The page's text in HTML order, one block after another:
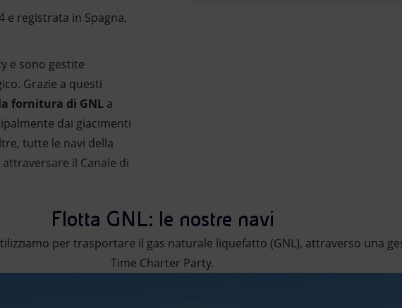
e registrata in Spagna,
e sono gestite
Grazie a questi
fornitura di GNL a
dai giacimenti
tutte le navi della
il Canale di
Flotta GNL: le nostre navi
per trasportare il gas naturale liquefatto (GNL), attraverso una
Time Charter Party.